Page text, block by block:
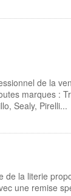
de la
marques :
Sealy, Pirelli...
de la literie
une remise